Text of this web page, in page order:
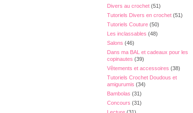
Divers au crochet (51)
Tutoriels Divers en crochet (51)
Tutoriels Couture (50)
Les inclassables (48)
Salons (46)
Dans ma BAL et cadeaux pour les
copinautes (39)
Vêtements et accessoires (38)
Tutoriels Crochet Doudous et
amigurumis (34)
Bambolas (31)
Concours (31)